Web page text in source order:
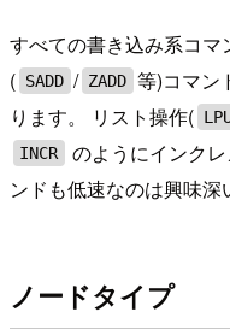
すべての書き込み系コ
( SADD / ZADD 等)コマン
ります。 リスト操作(
INCR
のようにインク
ンドも低速なのは興味深
ノードタイプ